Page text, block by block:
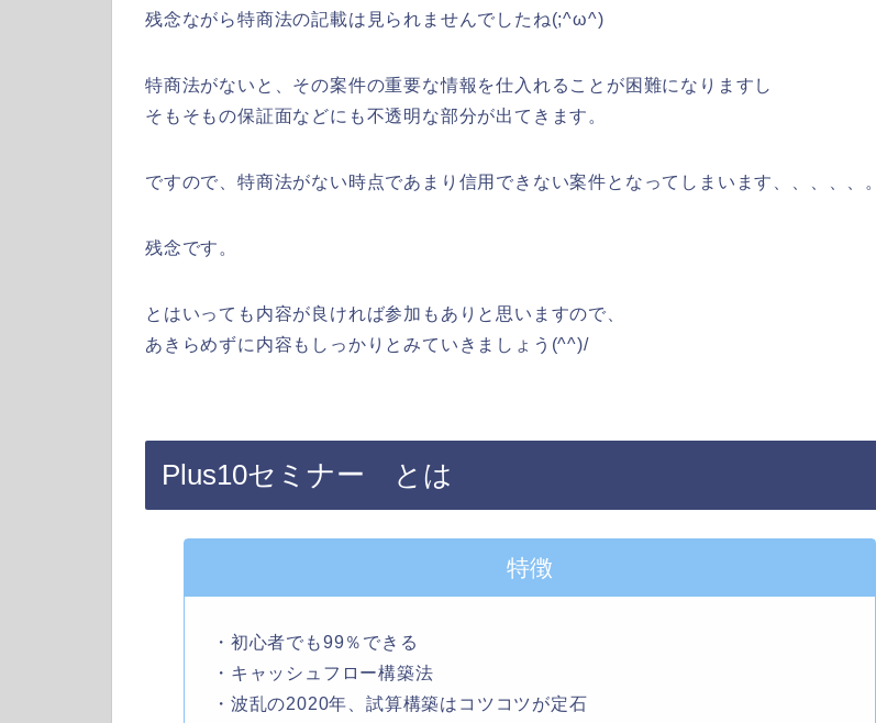
残念ながら特商法の記載は見られませんでしたね(;^ω^)
特商法がないと、その案件の重要な情報を仕入れることが困難になりますし
そもそもの保証面などにも不透明な部分が出てきます。
ですので、特商法がない時点であまり信用できない案件となってしまいます、、、、、。
残念です。
とはいっても内容が良ければ参加もありと思いますので、
あきらめずに内容もしっかりとみていきましょう(^^)/
Plus10セミナー とは
特徴
・初心者でも99％できる
・キャッシュフロー構築法
・波乱の2020年、試算構築はコツコツが定石